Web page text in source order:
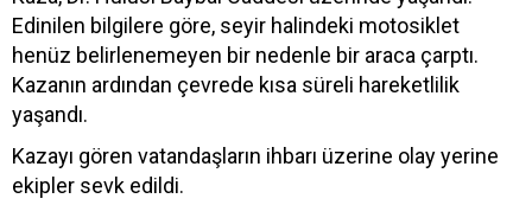
Edinilen bilgilere göre, seyir halindeki motosiklet
henüz belirlenemeyen bir nedenle bir araca çarptı.
Kazanın ardından çevrede kısa süreli hareketlilik
yaşandı.
Kazayı gören vatandaşların ihbarı üzerine olay yerine
ekipler sevk edildi.